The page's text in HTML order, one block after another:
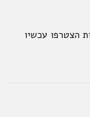
הצטרפו עכשיו